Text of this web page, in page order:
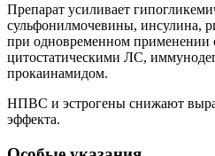
Препарат усиливает
сульфонилмочевины, инсулина,
при одновременном применении
цитостатическими ЛС,
прокаинамидом.
НПВС и эстрогены снижают
эффекта.